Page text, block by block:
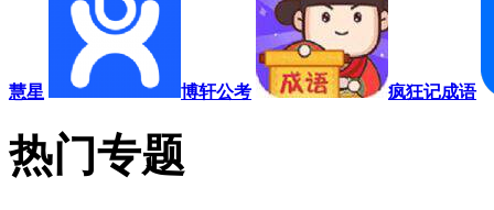
慧星 博轩公考 疯狂记成语
热门专题